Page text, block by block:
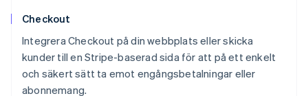
Checkout
Integrera Checkout på din webbplats eller skicka
kunder till en Stripe-baserad sida för att på ett enkelt
och säkert sätt ta emot engångsbetalningar eller
abonnemang.
Rumänien
Schweiz
DeutschFrançaisItalianoEnglish
Singapore
English简体中文